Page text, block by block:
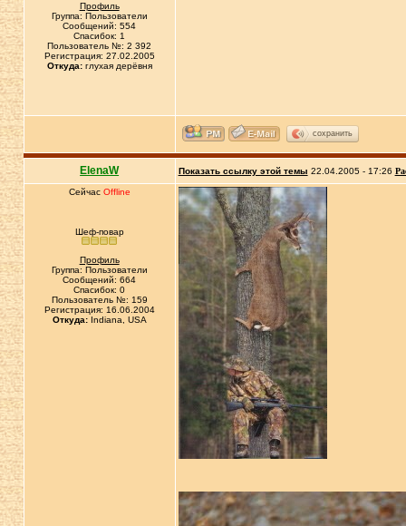
Профиль
Группа: Пользователи
Сообщений: 554
Спасибок: 1
Пользователь №: 2 392
Регистрация: 27.02.2005
Откуда:глухая дерёвня
сохранить
ElenaW Показать ссылку этой темы 22.04.2005 - 17:26
Сейчас Offline
Шеф-повар
Профиль
Группа: Пользователи
Сообщений: 664
Спасибок: 0
Пользователь №: 159
Регистрация: 16.06.2004
Откуда:Indiana, USA